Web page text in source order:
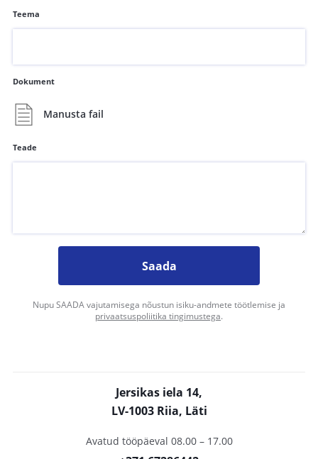
Teema
Dokument
Manusta fail
Teade
Saada
Nupu SAADA vajutamisega nõustun isiku-andmete töötlemise ja
privaatsuspoliitika tingimustega.
Jersikas iela 14,
LV-1003 Riia, Läti
Avatud tööpäeval 08.00 – 17.00